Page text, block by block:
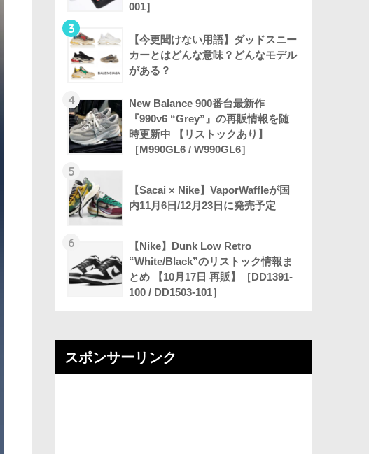
001］
3
【今更聞けない用語】ダッドスニー
カーとはどんな意味？どんなモデル
がある？
4
New Balance 900番台最新作
『990v6 “Grey”』の再販情報を随
時更新中 【リストックあり】
［M990GL6 / W990GL6］
5
【Sacai × Nike】VaporWaffleが国
内11月6日/12月23日に発売予定
6
【Nike】Dunk Low Retro
“White/Black”のリストック情報ま
とめ 【10月17日 再販】［DD1391-
100 / DD1503-101］
スポンサーリンク